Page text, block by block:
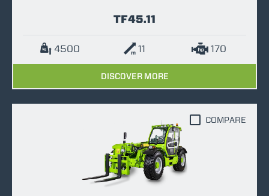
TF45.11
4500 11 170
DISCOVER MORE
COMPARE